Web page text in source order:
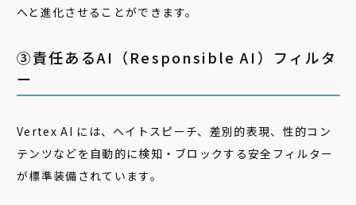
へと進化させることができます。
③責任あるAI（Responsible AI）フィルタ
ー
Vertex AI には、ヘイトスピーチ、差別的表現、性的コン
テンツなどを自動的に検知・ブロックする安全フィルター
が標準装備されています。